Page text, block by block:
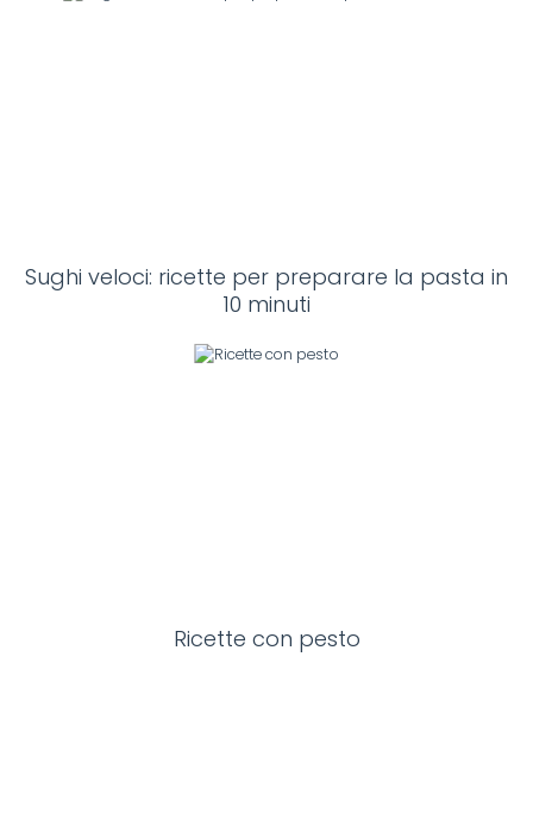
Sughi veloci: ricette per preparare la pasta in
10 minuti
Ricette con pesto